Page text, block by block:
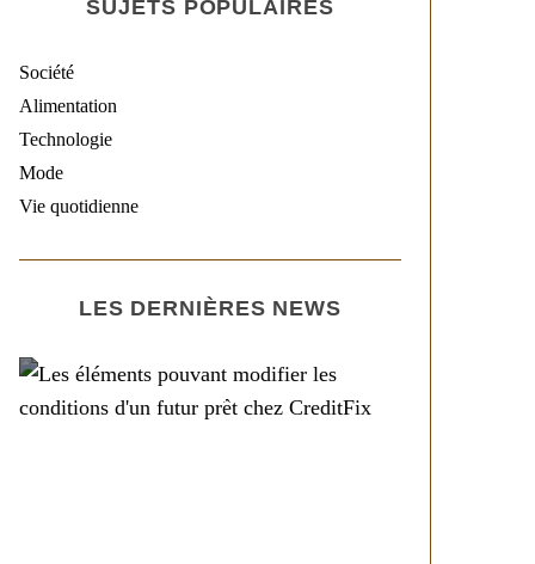
SUJETS POPULAIRES
Société
Alimentation
Technologie
Mode
Vie quotidienne
LES DERNIÈRES NEWS
Société